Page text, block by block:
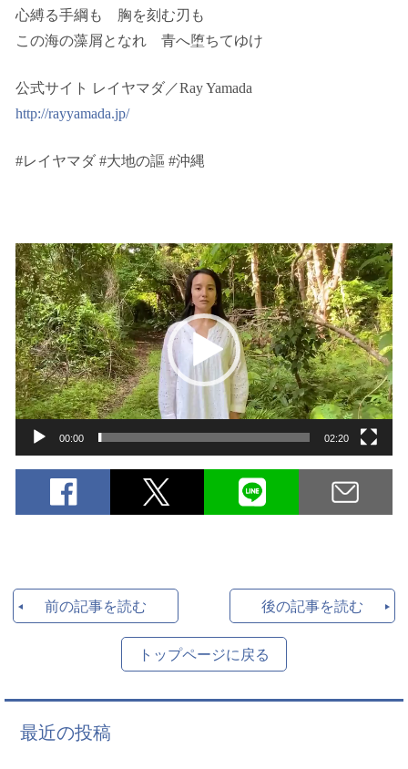
心縛る手綱も 胸を刻む刃も
この海の藻屑となれ 青へ堕ちてゆけ
公式サイト レイヤマダ／Ray Yamada
http://rayyamada.jp/
#レイヤマダ #大地の謳 #沖縄
動
画
プ
レ
ー
ヤ
ー
00:00 02:20
前の記事を読む 後の記事を読む
トップページに戻る
最近の投稿